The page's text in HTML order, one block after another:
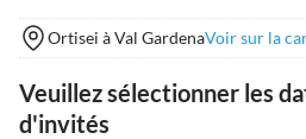
Ortisei à Val GardenaVoir sur la
Veuillez sélectionner les
d'invités